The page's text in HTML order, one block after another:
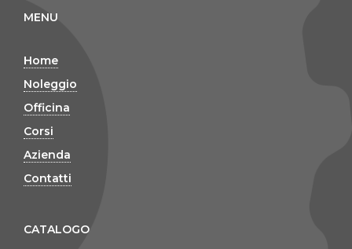
MENU
Home
Noleggio
Officina
Corsi
Azienda
Contatti
CATALOGO